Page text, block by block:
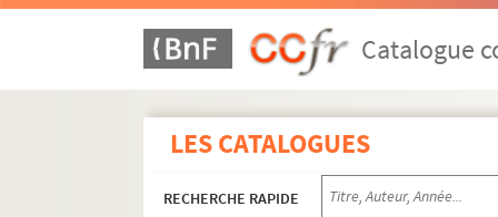
Catalogue
LES CATALOGUES
RECHERCHE RAPIDE